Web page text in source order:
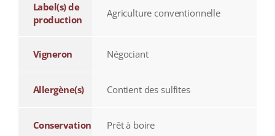
Label(s) de
production
Agriculture conventionnelle
Vigneron Négociant
Allergène(s) Contient des sulfites
Conservation Prêt à boire